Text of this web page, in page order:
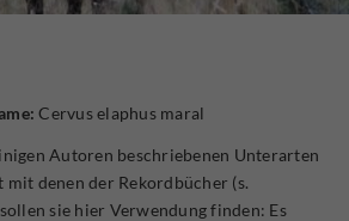
Cervus elaphus maral
Autoren beschriebenen Unterarten
denen der Rekordbücher (s.
sie hier Verwendung finden: Es